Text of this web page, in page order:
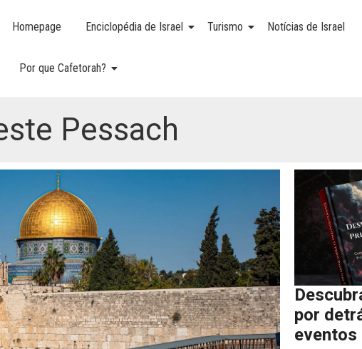
Homepage Enciclopédia de Israel Turismo Notícias de Israel
Por que Cafetorah?
Pessach
por